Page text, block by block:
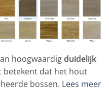
hoogwaardigduidelijk
betekent dat het hout
bossen. Lees meer